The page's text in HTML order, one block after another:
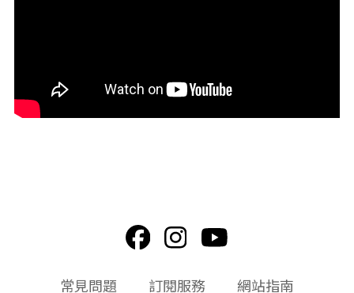
常見問題 訂閱服務 網站指南